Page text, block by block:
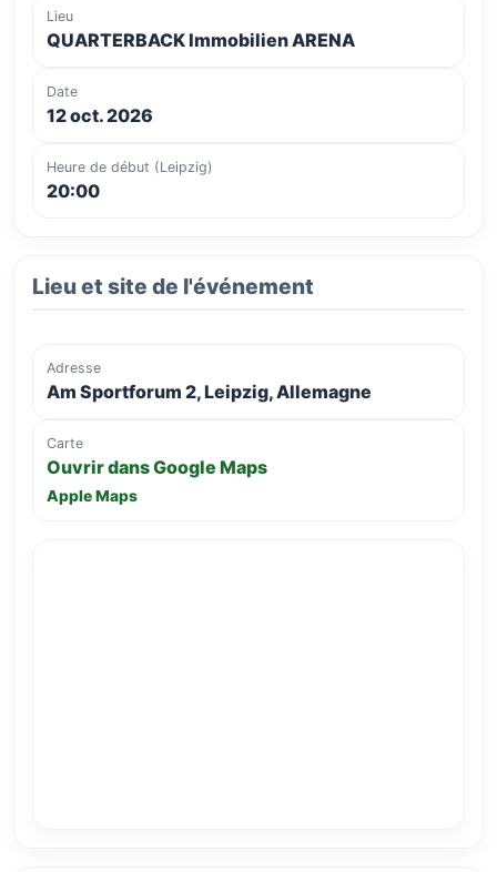
Lieu
QUARTERBACK Immobilien ARENA
Date
12 oct. 2026
Heure de début (Leipzig)
20:00
Lieu et site de l'événement
Adresse
Am Sportforum 2, Leipzig, Allemagne
Carte
Ouvrir dans Google Maps
Apple Maps